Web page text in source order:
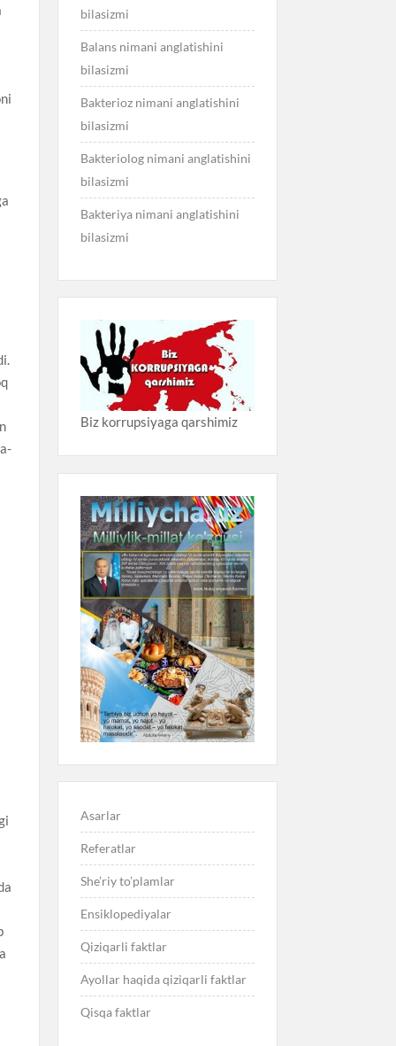
bilasizmi
Balans nimani anglatishini
bilasizmi
Bakterioz nimani anglatishini
bilasizmi
Bakteriolog nimani anglatishini
bilasizmi
Bakteriya nimani anglatishini
bilasizmi
Biz korrupsiyaga qarshimiz
Asarlar
Referatlar
She’riy to’plamlar
Ensiklopediyalar
Qiziqarli faktlar
Ayollar haqida qiziqarli faktlar
Qisqa faktlar